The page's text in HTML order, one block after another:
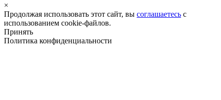
×
Продолжая использовать этот сайт, вы соглашаетесь с
использованием cookie-файлов.
Принять
Политика конфиденциальности